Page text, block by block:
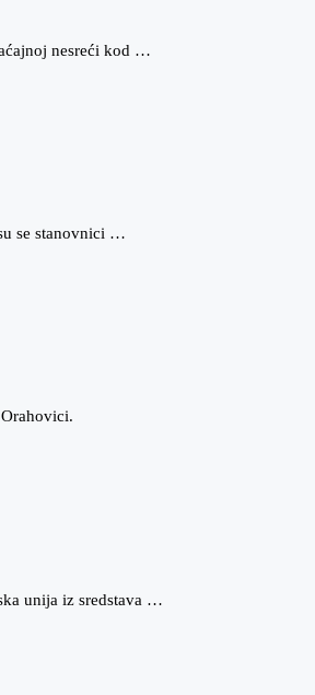
nesreći kod …
se stanovnici …
unija iz sredstava …